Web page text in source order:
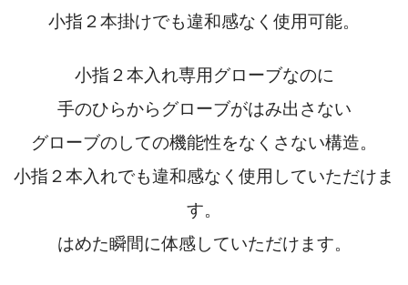
小指２本掛けでも違和感なく使用可能。
小指２本入れ専用グローブなのに
手のひらからグローブがはみ出さない
グローブのしての機能性をなくさない構造。
小指２本入れでも違和感なく使用していただけま
す。
はめた瞬間に体感していただけます。